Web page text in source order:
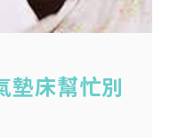
墊床幫忙別